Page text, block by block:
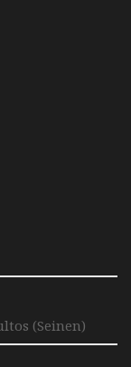
(Seinen)